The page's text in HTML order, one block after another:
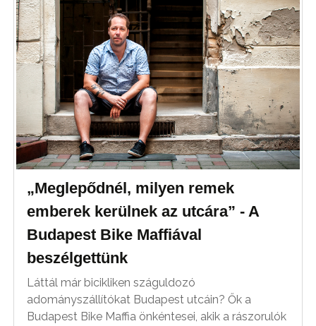
„Meglepődnél, milyen remek
emberek kerülnek az utcára” - A
Budapest Bike Maffiával
beszélgettünk
Láttál már bicikliken száguldozó
adományszállítókat Budapest utcáin? Ők a
Budapest Bike Maffia önkéntesei, akik a rászorulók